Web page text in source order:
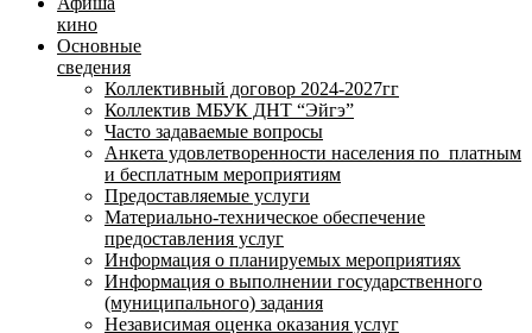
кино
Основные
сведения
Коллективный договор 2024-2027гг
Коллектив МБУК ДНТ “Эйгэ”
Часто задаваемые вопросы
Анкета удовлетворенности населения по платным
и бесплатным мероприятиям
Предоставляемые услуги
Материально-техническое обеспечение
предоставления услуг
Информация о планируемых мероприятиях
Информация о выполнении государственного
(муниципального) задания
Независимая оценка оказания услуг